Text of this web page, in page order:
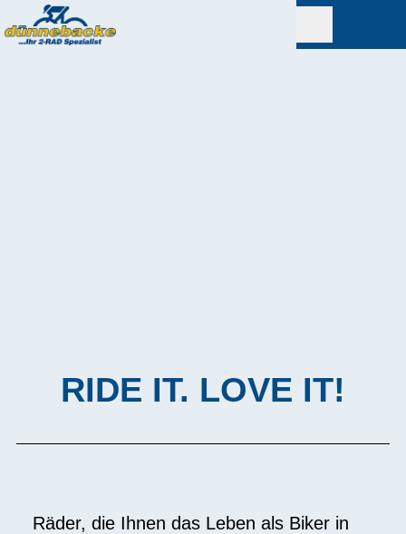
RIDE IT. LOVE IT!
Räder, die Ihnen das Leben als Biker in